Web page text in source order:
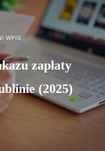
WPIS
zapłaty
(2025)